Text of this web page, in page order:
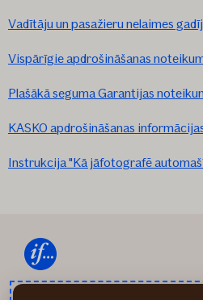
Vadītāju un pasažieru nelaimes
Vispārīgie apdrošināšanas
Plašākā seguma Garantijas
KASKO apdrošināšanas
Instrukcija "Kā jāfotografē